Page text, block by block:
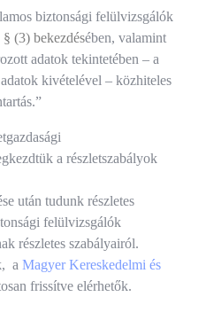
biztonsági felülvizsgálók
(3) bekezdésében, valamint
adatok tekintetében – a
kivételével – közhiteles
a részletszabályok
után tudunk részletes
felülvizsgálók
részletes szabályairól.
a Magyer Kereskedelmi és
frissítve elérhetők.